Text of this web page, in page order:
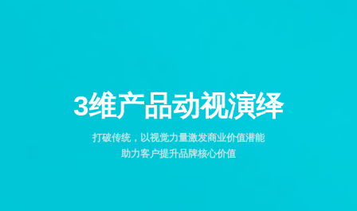
3维产品动视演绎
打破传统，以视觉力量激发商业价值潜能
助力客户提升品牌核心价值